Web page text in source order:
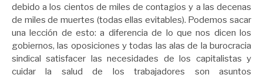
debido a los cientos de miles de contagios y a las decenas
de miles de muertes (todas ellas evitables). Podemos sacar
una lección de esto: a diferencia de lo que nos dicen los
gobiernos, las oposiciones y todas las alas de la burocracia
sindical satisfacer las necesidades de los capitalistas y
cuidar la salud de los trabajadores son asuntos